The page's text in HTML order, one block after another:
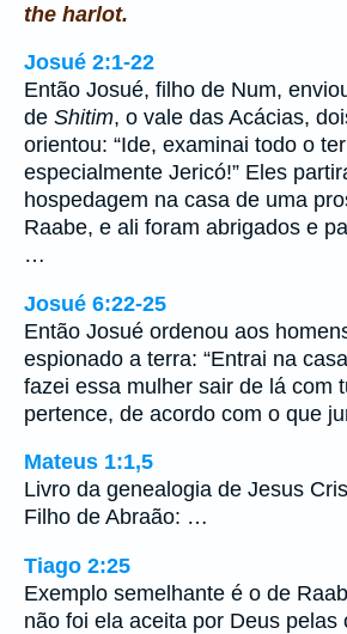
the harlot.
Josué 2:1-22
Então Josué, filho de Num,
de Shitim, o vale das Acácias,
orientou: “Ide, examinai todo o
especialmente Jericó!” Eles
hospedagem na casa de uma
Raabe, e ali foram abrigados e
…
Josué 6:22-25
Então Josué ordenou aos
espionado a terra: “Entrai na
fazei essa mulher sair de lá com
pertence, de acordo com o que
Mateus 1:1,5
Livro da genealogia de Jesus
Filho de Abraão: …
Tiago 2:25
Exemplo semelhante é o de
não foi ela aceita por Deus pelas